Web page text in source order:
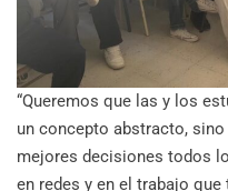
“Queremos que las y los
un concepto abstracto,
mejores decisiones todos
en redes y en el trabajo que